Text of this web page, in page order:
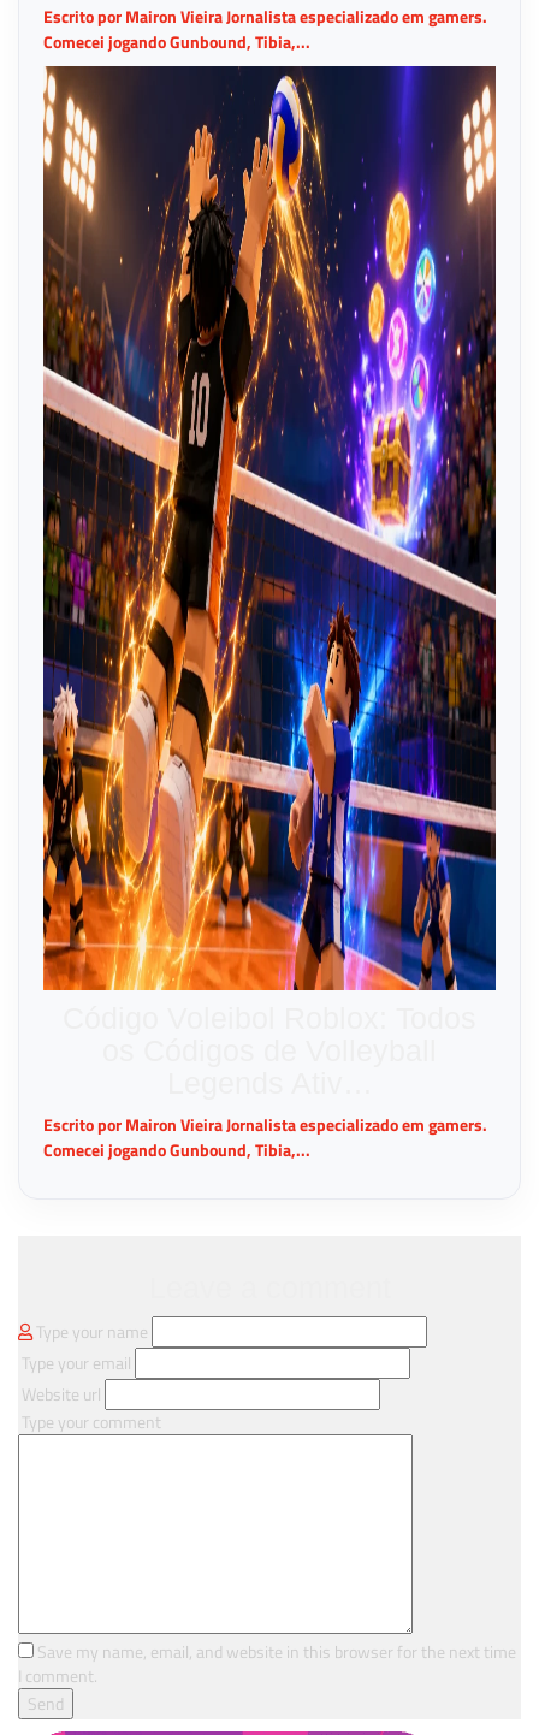
Escrito por Mairon Vieira Jornalista especializado em gamers.
Comecei jogando Gunbound, Tibia,...
Escrito por Mairon Vieira Jornalista especializado em gamers.
Comecei jogando Gunbound, Tibia,...
Type your name
Type your email
Website url
Type your comment
Save my name, email, and website in this browser for the next time
I comment.